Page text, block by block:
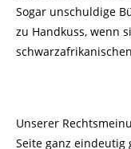
Sogar unschuldige
zu Handkuss, wenn
Unserer
Seite ganz eindeutig